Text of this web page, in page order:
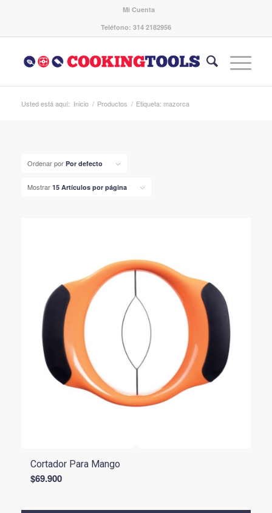
Mi Cuenta
Teléfono: 314 2182956
Usted está aquí: Inicio / Productos / Etiqueta: mazorca
Ordenar por Por defecto
Mostrar 15 Artículos por página
Cortador Para Mango
$69.900